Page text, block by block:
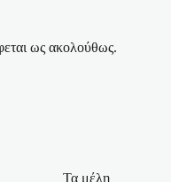
ως ακολούθως.
Τα μέλη